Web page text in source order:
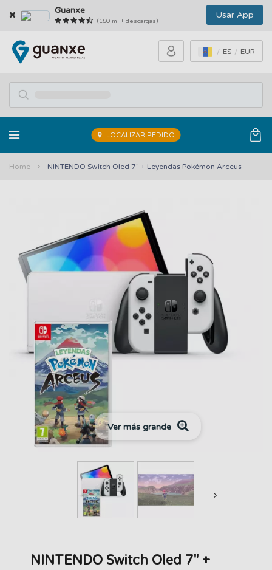
Guanxe
(150 mil+ descargas)
Usar App
ES EUR
LOCALIZAR PEDIDO
Home NINTENDO Switch Oled 7" + Leyendas Pokémon Arceus
Ver más grande
NINTENDO Switch Oled 7" +